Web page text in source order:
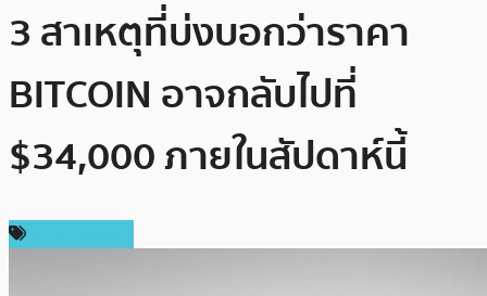
3 สาเหตุที่บ่งบอกว่าราคา
BITCOIN อาจกลับไปที่
$34,000 ภายในสัปดาห์นี้